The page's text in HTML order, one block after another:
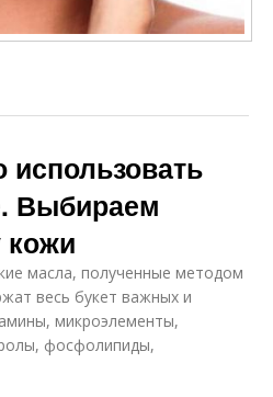
использовать
Выбираем
кожи
масла, полученные методом
весь букет важных и
микроэлементы,
фосфолипиды,